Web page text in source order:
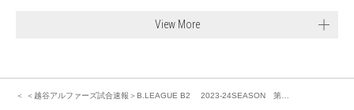
View More
＜ ＜越谷アルファーズ試合速報＞B.LEAGUE B2 2023-24SEASON 第…